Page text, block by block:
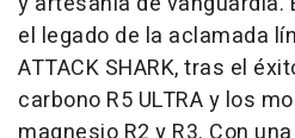
el legado de la aclamada
ATTACK SHARK, tras el
carbono R5 ULTRA y los